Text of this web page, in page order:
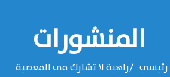
المنشورات
رئيسي راهبة لا تشارك في المعصية